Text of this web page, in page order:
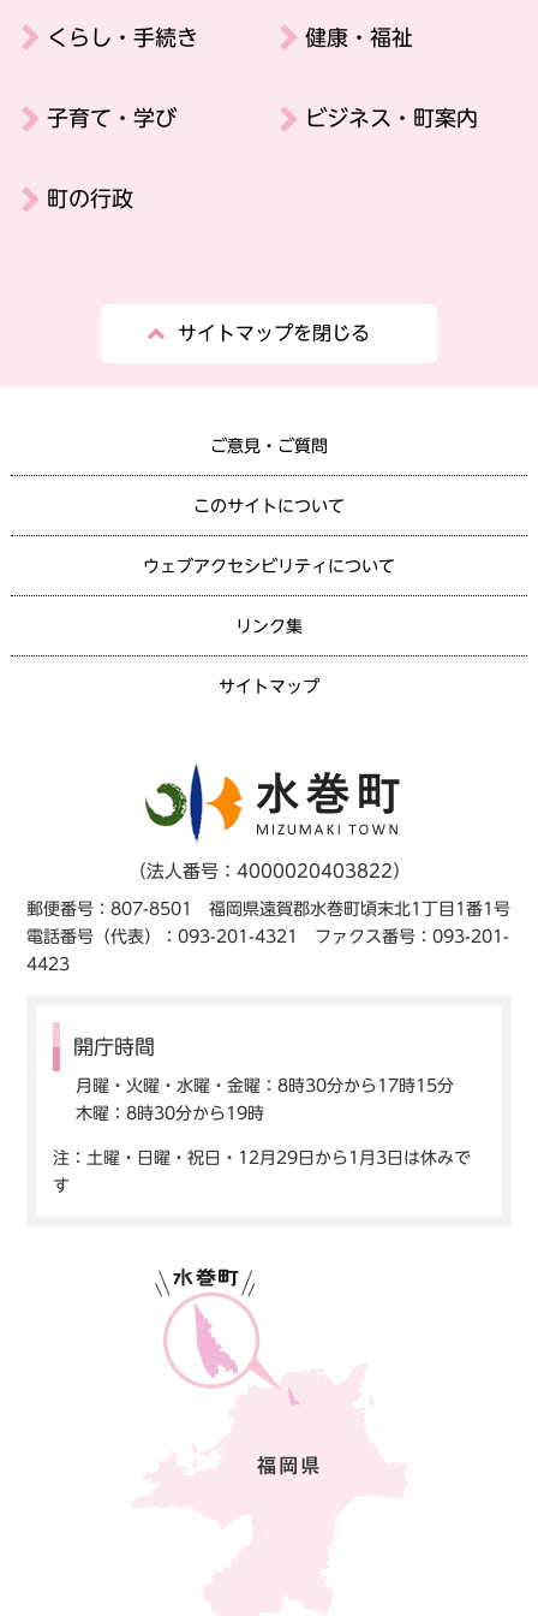
くらし・手続き 健康・福祉
子育て・学び ビジネス・町案内
町の行政
サイトマップを閉じる
ご意見・ご質問
このサイトについて
ウェブアクセシビリティについて
リンク集
サイトマップ
（法人番号：4000020403822）
郵便番号：807-8501 福岡県遠賀郡水巻町頃末北1丁目1番1号
電話番号（代表）：093-201-4321 ファクス番号：093-201-
4423
開庁時間
月曜・火曜・水曜・金曜：8時30分から17時15分
木曜：8時30分から19時
注：土曜・日曜・祝日・12月29日から1月3日は休みで
す